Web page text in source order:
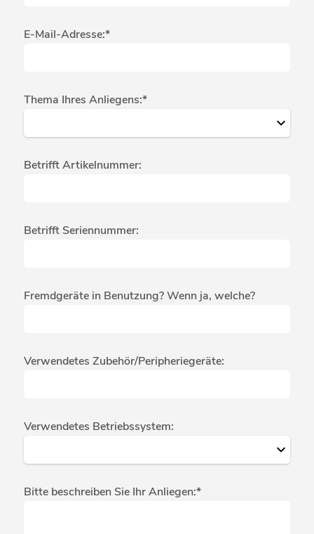
E-Mail-Adresse:*
Thema Ihres Anliegens:*
Betrifft Artikelnummer:
Betrifft Seriennummer:
Fremdgeräte in Benutzung? Wenn ja, welche?
Verwendetes Zubehör/Peripheriegeräte:
Verwendetes Betriebssystem:
Bitte beschreiben Sie Ihr Anliegen:*